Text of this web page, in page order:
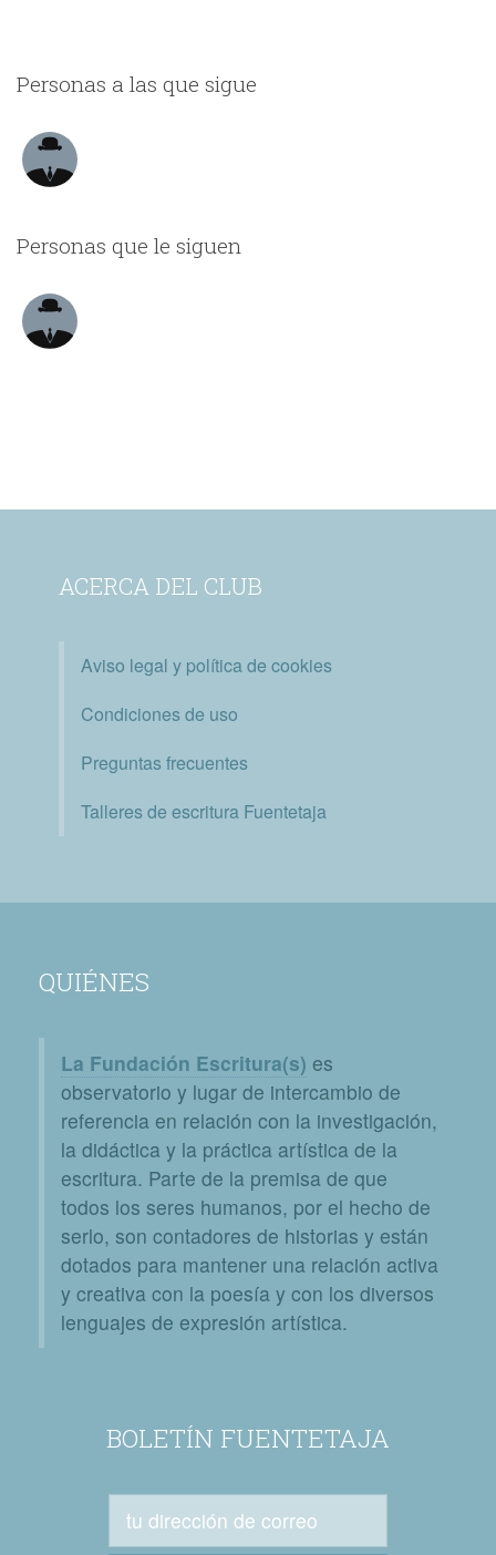
Personas a las que sigue
Personas que le siguen
ACERCA DEL CLUB
Aviso legal y política de cookies
Condiciones de uso
Preguntas frecuentes
Talleres de escritura Fuentetaja
QUIÉNES
La Fundación Escritura(s) es
observatorio y lugar de intercambio de
referencia en relación con la investigación,
la didáctica y la práctica artística de la
escritura. Parte de la premisa de que
todos los seres humanos, por el hecho de
serlo, son contadores de historias y están
dotados para mantener una relación activa
y creativa con la poesía y con los diversos
lenguajes de expresión artística.
BOLETÍN FUENTETAJA